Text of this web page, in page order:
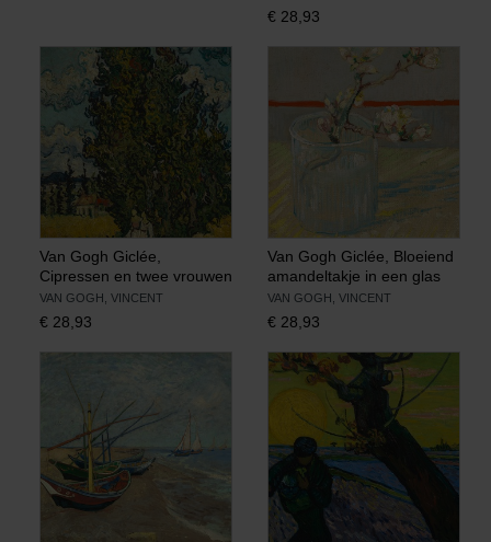
€ 28,93
Van Gogh Giclée,
Cipressen en twee vrouwen
VAN GOGH, VINCENT
€ 28,93
Van Gogh Giclée, Bloeiend
amandeltakje in een glas
VAN GOGH, VINCENT
€ 28,93